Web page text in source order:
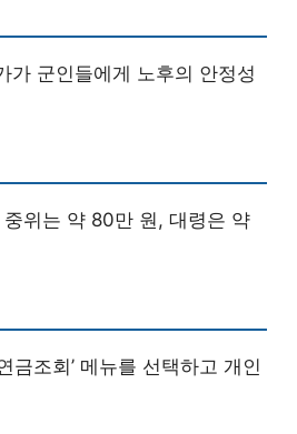
가 군인들에게 노후의 안정성
위는 약 80만 원, 대령은 약
조회’ 메뉴를 선택하고 개인